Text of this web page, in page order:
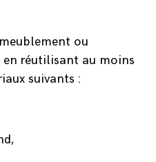
ou
réutilisant au moins
suivants :